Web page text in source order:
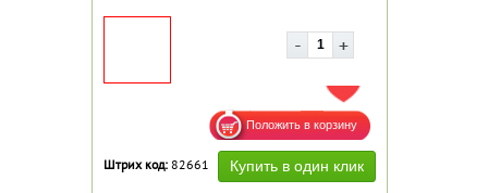
ДОБАВИТЬ В ИЗБРАННОЕ
Штрих код: 82661